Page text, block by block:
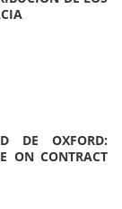
DE OXFORD:
ON CONTRACT